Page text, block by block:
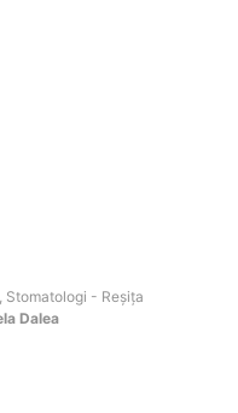
Stomatologi - Reşiţa
Dalea